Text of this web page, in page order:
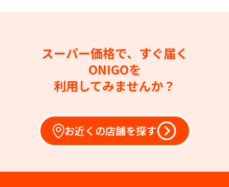
スーパー価格で、すぐ届く
ONIGOを
利用してみませんか？
お近くの店舗を探す